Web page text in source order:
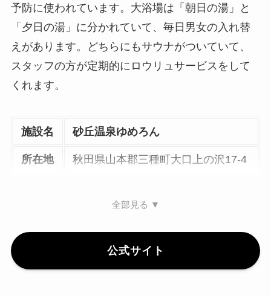
予防に使われています。大浴場は「朝日の湯」と
「夕日の湯」に分かれていて、毎日男女の入れ替
えがあります。どちらにもサウナがついていて、
スタッフの方が定期的にロウリュサービスをして
くれます。
施設名 砂丘温泉ゆめろん
所在地 秋田県山本郡三種町大口上の沢17-4
全部見る ▼
公式サイト